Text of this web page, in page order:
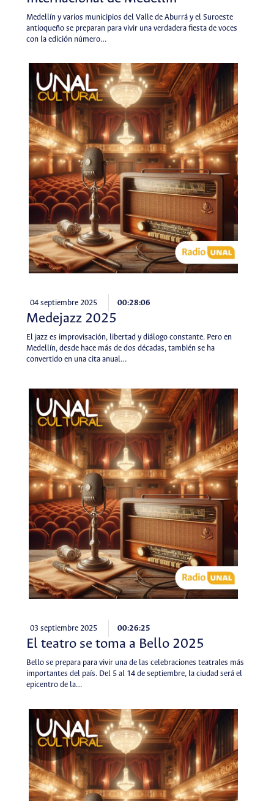
Medellín y varios municipios del Valle de Aburrá y el Suroeste
antioqueño se preparan para vivir una verdadera fiesta de voces
con la edición número…
04 septiembre 2025 00:28:06
Medejazz 2025
El jazz es improvisación, libertad y diálogo constante. Pero en
Medellín, desde hace más de dos décadas, también se ha
convertido en una cita anual…
03 septiembre 2025 00:26:25
El teatro se toma a Bello 2025
Bello se prepara para vivir una de las celebraciones teatrales más
importantes del país. Del 5 al 14 de septiembre, la ciudad será el
epicentro de la…